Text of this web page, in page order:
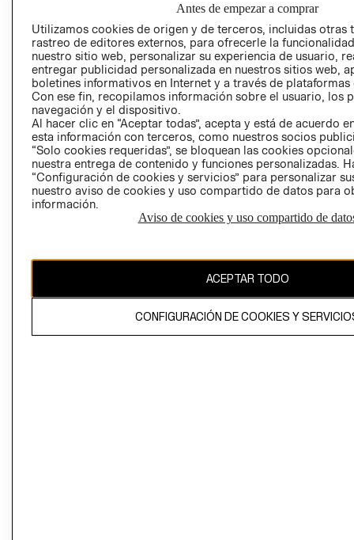
GIFT CARD
AVISO DE
Perú (S/)
CAMBIAR REGIÓN
propiedad de H&M Hennes & Mauritz AB
Antes de empezar a comprar
Utilizamos cookies de origen y de terceros, incluidas otras
rastreo de editores externos, para ofrecerle la
nuestro sitio web, personalizar su experiencia de usuario,
entregar publicidad personalizada en nuestros sitios web,
boletines informativos en Internet y a través de plataformas
Con ese fin, recopilamos información sobre el usuario, los
navegación y el dispositivo.
Al hacer clic en “Aceptar todas”, acepta y está de acuerdo
esta información con terceros, como nuestros socios
“Solo cookies requeridas”, se bloquean las cookies
nuestra entrega de contenido y funciones personalizadas.
“Configuración de cookies y servicios” para personalizar
nuestro aviso de cookies y uso compartido de datos para
información.
Aviso de cookies y uso compartido de
ACEPTAR TODO
CONFIGURACIÓN DE COOKIES Y